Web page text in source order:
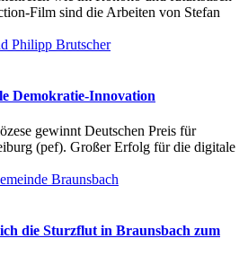
Film sind die Arbeiten von Stefan
Demokratie-Innovation
gewinnt Deutschen Preis für
(pef). Großer Erfolg für die digitale
die Sturzflut in Braunsbach zum